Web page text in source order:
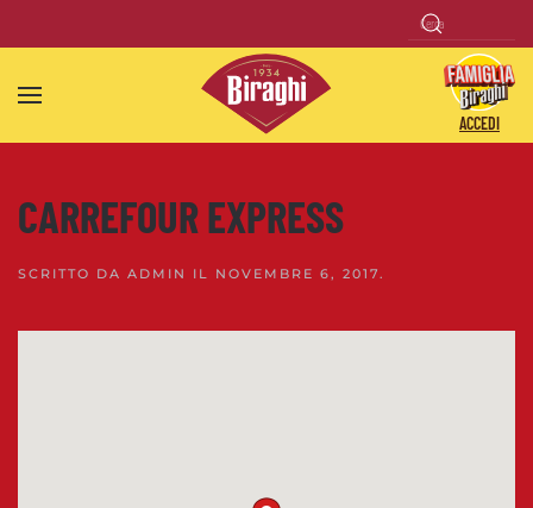
Skip to main content
ACCEDI
CARREFOUR EXPRESS
SCRITTO DA ADMIN IL NOVEMBRE 6, 2017.